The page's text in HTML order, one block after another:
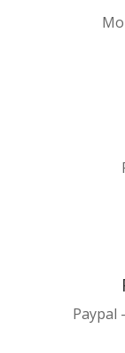
Paypal